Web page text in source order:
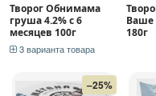
Творог Обнимама
груша 4.2% с 6
месяцев 100г
3 варианта товара
Ваше
180г
–25%